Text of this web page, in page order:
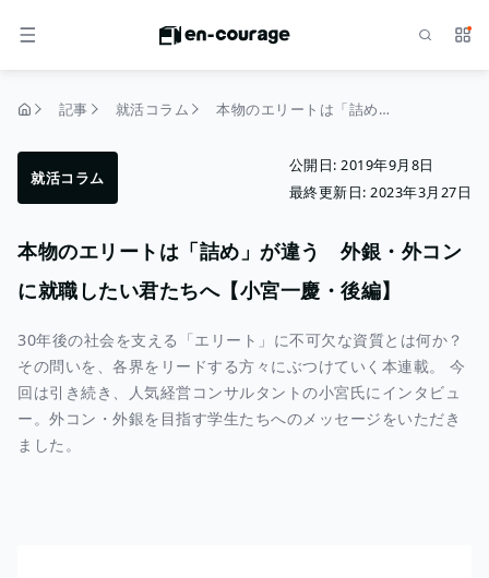
メニュー サ
記事 就活コラム 本物のエリートは「詰め」が違う 外銀・外コンに就職したい君たちへ【小宮一慶・後編】
就活コラム
公開日: 2019年9月8日
最終更新日: 2023年3月27日
本物のエリートは「詰め」が違う 外銀・外コン
に就職したい君たちへ【小宮一慶・後編】
30年後の社会を支える「エリート」に不可欠な資質とは何か？
その問いを、各界をリードする方々にぶつけていく本連載。 今
回は引き続き、人気経営コンサルタントの小宮氏にインタビュ
ー。外コン・外銀を目指す学生たちへのメッセージをいただき
ました。